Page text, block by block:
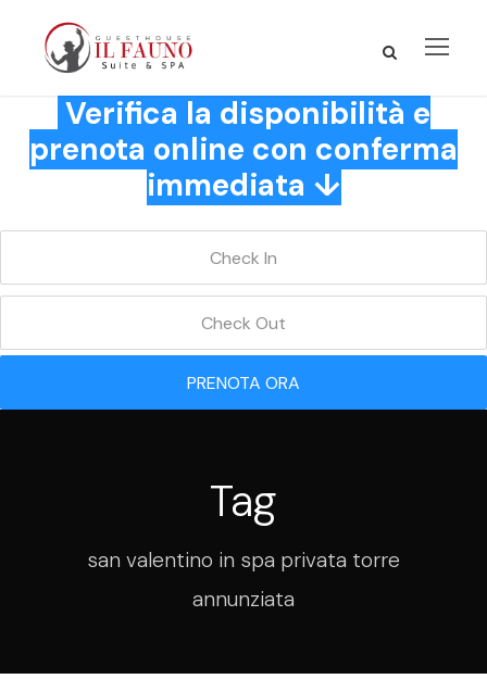
Verifica la disponibilità e
prenota online con conferma
immediata ↓
PRENOTA ORA
Tag
san valentino in spa privata torre
annunziata